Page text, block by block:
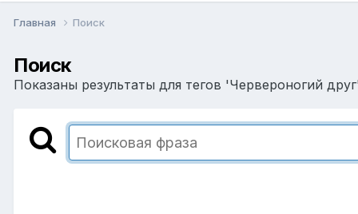
Главная Поиск
Поиск
Показаны результаты для тегов 'Червероногий